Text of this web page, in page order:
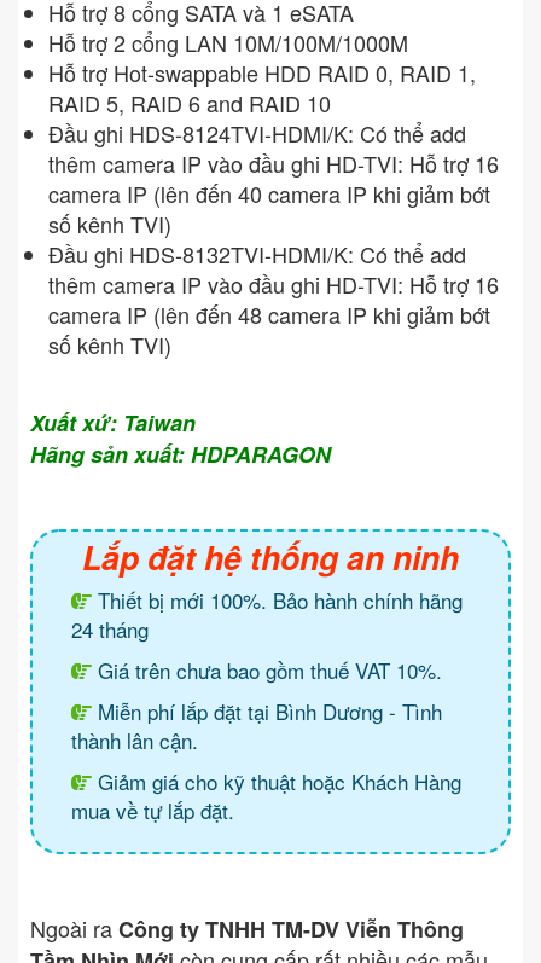
Hỗ trợ 8 cổng SATA và 1 eSATA
Hỗ trợ 2 cổng LAN 10M/100M/1000M
Hỗ trợ Hot-swappable HDD RAID 0, RAID 1,
RAID 5, RAID 6 and RAID 10
Đầu ghi HDS-8124TVI-HDMI/K: Có thể add
thêm camera IP vào đầu ghi HD-TVI: Hỗ trợ 16
camera IP (lên đến 40 camera IP khi giảm bớt
số kênh TVI)
Đầu ghi HDS-8132TVI-HDMI/K: Có thể add
thêm camera IP vào đầu ghi HD-TVI: Hỗ trợ 16
camera IP (lên đến 48 camera IP khi giảm bớt
số kênh TVI)
Xuất xứ: Taiwan
Hãng sản xuất: HDPARAGON
Lắp đặt hệ thống an ninh
Thiết bị mới 100%. Bảo hành chính hãng
24 tháng
Giá trên chưa bao gồm thuế VAT 10%.
Miễn phí lắp đặt tại Bình Dương - Tình
thành lân cận.
Giảm giá cho kỹ thuật hoặc Khách Hàng
mua về tự lắp đặt.
Ngoài raCông ty TNHH TM-DV Viễn Thông